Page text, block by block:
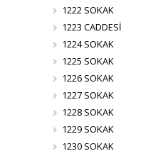
1222 SOKAK
1223 CADDESİ
1224 SOKAK
1225 SOKAK
1226 SOKAK
1227 SOKAK
1228 SOKAK
1229 SOKAK
1230 SOKAK